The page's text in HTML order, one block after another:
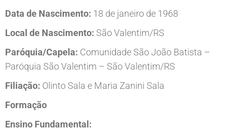
Data de Nascimento: 18 de janeiro de 1968
Local de Nascimento: São Valentim/RS
Paróquia/Capela: Comunidade São João Batista –
Paróquia São Valentim – São Valentim/RS
Filiação: Olinto Sala e Maria Zanini Sala
Formação
Ensino Fundamental: